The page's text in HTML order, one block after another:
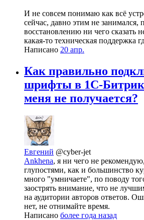
И не совсем понимаю как всё
сейчас, давно этим не занимался,
восстановлению ни чего сказать
какая-то техническая поддержка
Написано 20 апр.
Как правильно
шрифты в 1C-
меня не получается?
Евгений @cyber-jet
Ankhena, я ни чего не
глупостями, как и большинство
много "умничаете", по поводу
заострять внимание, что не
на аудитории авторов ответов.
нет, не отнимайте время.
Написано более года назад